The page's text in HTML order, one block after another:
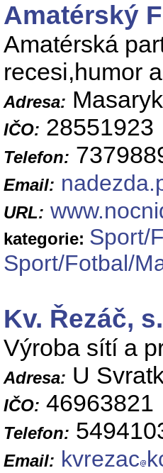
Amatérský
Amatérská
recesi,humor
Adresa:
IČO: 28551923
Telefon:
Email:
URL:
kategorie: Sport/
Sport/Fotbal/
Kv. Řezáč,
Výroba sítí a
Adresa: U
IČO: 46963821
Telefon:
Email: kvrezac